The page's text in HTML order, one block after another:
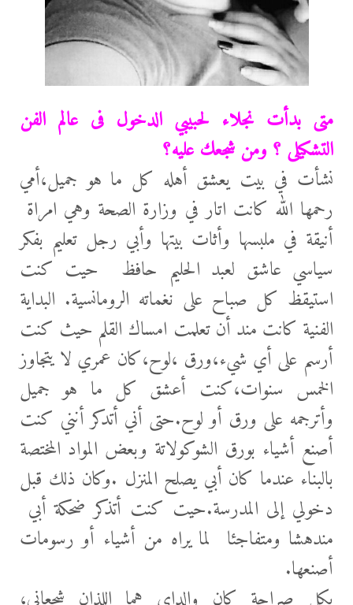
متى بدأت نجلاء لحبيبي الدخول فى عالم الفن
التشكيلى ؟ ومن شجعك عليه؟
نشأت في بيت يعشق أهله كل ما هو جميل،أمي
رحمها ﷲ كانت اتار في وزارۃ الصحة وهي امراۃ
أنيقة في ملبسها وأثات بيتها وأبي رجل تعليم بفكر
سياسي عاشق لعبد الحليم حافظ حيت كنت
استيقظ كل صباح علی نغماته الرومانسية. البداية
الفنية كانت مند أن تعلمت امساك القلم حيث كنت
أرسم علی أي شيء،ورق ،لوح،كان عمري لا يتجاوز
الخمس سنوات،كنت أعشق كل ما هو جميل
وأترجمه علی ورق أو لوح.حتی أني أتدكر أنني كنت
أصنع أشياء بورق الشوكولاتة وبعض المواد المختصة
بالبناء عندما كان أبي يصلح المنزل .وكان ذلك قبل
دخولي إلی المدرسة.حيت كنت أتذكر ضحكة أبي
مندهشا ومتفاجئا لما يراه من أشياء أو رسومات
أصنعها.